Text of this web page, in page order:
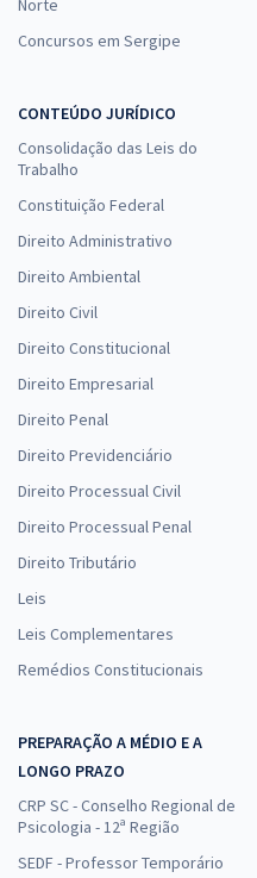
Norte
Concursos em Sergipe
CONTEÚDO JURÍDICO
Consolidação das Leis do
Trabalho
Constituição Federal
Direito Administrativo
Direito Ambiental
Direito Civil
Direito Constitucional
Direito Empresarial
Direito Penal
Direito Previdenciário
Direito Processual Civil
Direito Processual Penal
Direito Tributário
Leis
Leis Complementares
Remédios Constitucionais
PREPARAÇÃO A MÉDIO E A
LONGO PRAZO
CRP SC - Conselho Regional de
Psicologia - 12ª Região
SEDF - Professor Temporário